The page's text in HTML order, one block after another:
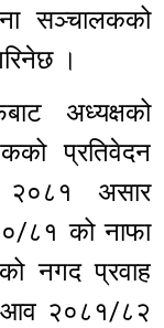
सञ्चालकको
।
अध्यक्षको
प्रतिवेदन
२०८१ असार
८१ को नाफा
नगद प्रवाह
आव २०८१/८२